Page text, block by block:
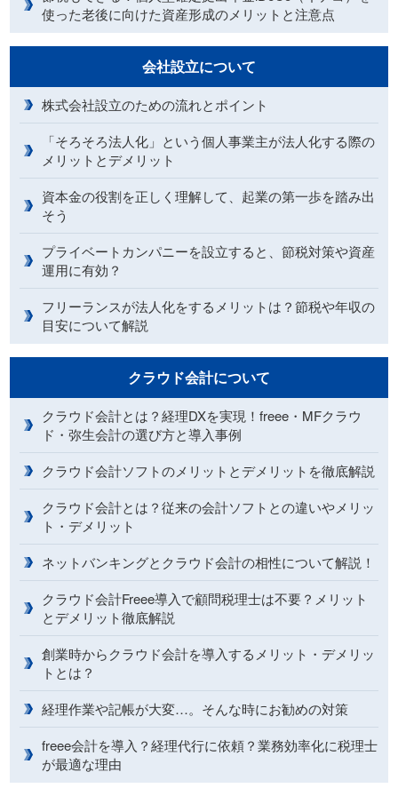
使った老後に向けた資産形成のメリットと注意点
会社設立について
株式会社設立のための流れとポイント
「そろそろ法人化」という個人事業主が法人化する際の
メリットとデメリット
資本金の役割を正しく理解して、起業の第一歩を踏み出
そう
プライベートカンパニーを設立すると、節税対策や資産
運用に有効？
フリーランスが法人化をするメリットは？節税や年収の
目安について解説
クラウド会計について
クラウド会計とは？経理DXを実現！freee・MFクラウ
ド・弥生会計の選び方と導入事例
クラウド会計ソフトのメリットとデメリットを徹底解説
クラウド会計とは？従来の会計ソフトとの違いやメリッ
ト・デメリット
ネットバンキングとクラウド会計の相性について解説！
クラウド会計Freee導入で顧問税理士は不要？メリット
とデメリット徹底解説
創業時からクラウド会計を導入するメリット・デメリッ
トとは？
経理作業や記帳が大変…。そんな時にお勧めの対策
freee会計を導入？経理代行に依頼？業務効率化に税理士
が最適な理由